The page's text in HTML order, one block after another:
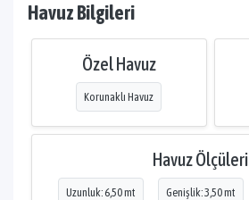
Havuz Bilgileri
Özel Havuz
Korunaklı Havuz
Havuz Ölçüleri
Uzunluk: 6,50 mt Genişlik: 3,50 mt